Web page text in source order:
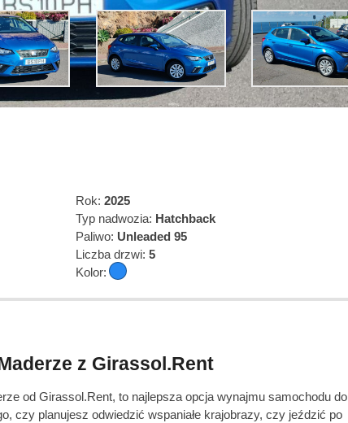
Rok: 2025
Typ nadwozia: Hatchback
Paliwo: Unleaded 95
Liczba drzwi: 5
Kolor:
z Girassol.Rent
od Girassol.Rent, to najlepsza opcja wynajmu samochodu do
czy planujesz odwiedzić wspaniałe krajobrazy, czy jeździć po